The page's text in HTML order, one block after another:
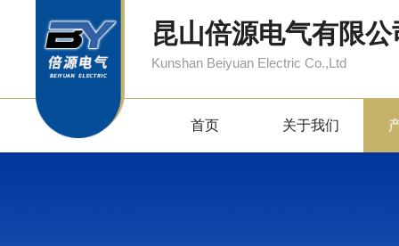
昆山倍源电气有限公
Kunshan Beiyuan Electric Co.,Ltd
首页 关于我们